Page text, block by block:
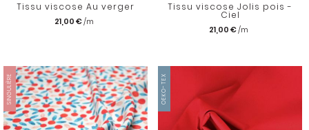
Tissu viscose Au verger
21,00 €
Tissu viscose Jolis pois -
Ciel
21,00 €
SINGULIÈRE OEKO-TEX